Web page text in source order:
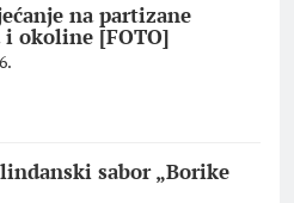
na partizane
i okoline [FOTO]
sabor „Borike